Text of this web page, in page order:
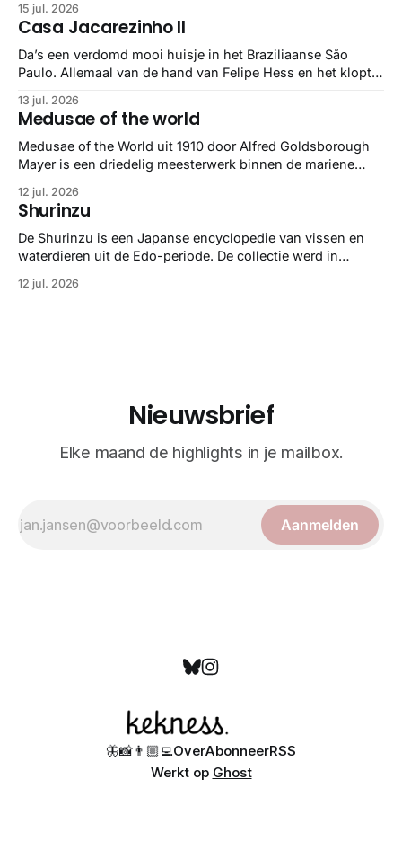
gebundeld in een: boek ✨ Daarin hebben ze alle scans een
stuk netter getrokken, maar op deze manier vind ik ze er
minstens
15 jul. 2026
Casa Jacarezinho II
Da’s een verdomd mooi huisje in het Braziliaanse São
Paulo. Allemaal van de hand van Felipe Hess en het klopt
13 jul. 2026
Medusae of the world
Medusae of the World uit 1910 door Alfred Goldsborough
Mayer is een driedelig meesterwerk binnen de mariene
gedetailleerd overzicht van kwallensoorten en hun
taxonomie. Het boek staat bekend om de combinatie van
strikte wetenschap met prachtige, handgetekende
illustraties en kleurendrukplaten van Mayer zelf.
12 jul. 2026
Shurinzu
De Shurinzu is een Japanse encyclopedie van vissen en
waterdieren uit de Edo-periode. De collectie werd in
bekend om verfijnde technieken en bijna driedimensionale
12 jul. 2026
Nieuwsbrief
Elke maand de highlights in je mailbox.
Aanmelden
🦋📸👨🏼‍💻OverAbonneerRSS
Werkt op Ghost